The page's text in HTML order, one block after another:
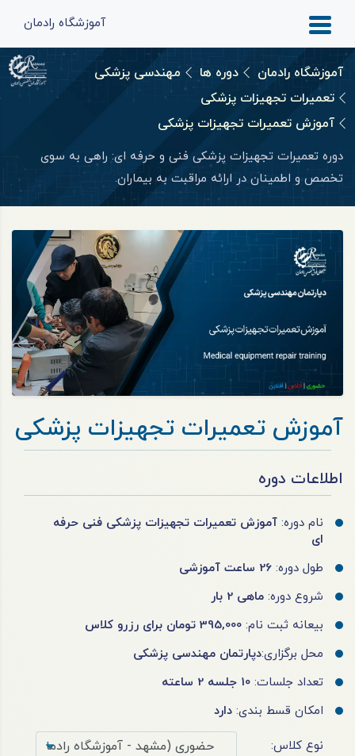
آموزشگاه رادمان
آموزشگاه رادمان دوره ها
مهندسی پزشکی
تعمیرات تجهیزات پزشکی
آموزش تعمیرات تجهیزات پزشکی
دوره تعمیرات تجهیزات پزشکی فنی و حرفه ای: راهی به سوی
تخصص و اطمینان در ارائه مراقبت به بیماران.
آموزش تعمیرات تجهیزات پزشکی
اطلاعات دوره
نام دوره: آموزش تعمیرات تجهیزات پزشکی فنی حرفه
ای
طول دوره: 26 ساعت آموزشی
شروع دوره: ماهی 2 بار
بیعانه ثبت نام: 395,000 تومان برای رزرو کلاس
محل برگزاری:دپارتمان مهندسی پزشکی
تعداد جلسات: 10 جلسه 2 ساعته
امکان قسط بندی: دارد
نوع کلاس: